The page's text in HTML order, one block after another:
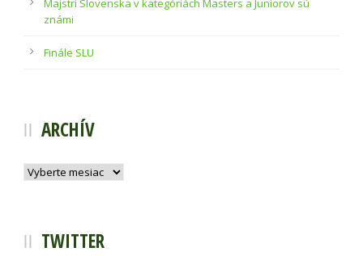
Majstri Slovenska v kategóriách Masters a Juniorov sú
známi
Finále SLU
ARCHÍV
Archív
TWITTER